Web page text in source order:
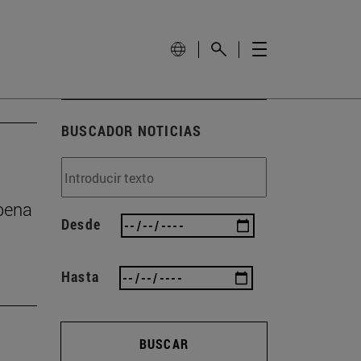
BUSCADOR NOTICIAS
Desde
Hasta
BUSCAR